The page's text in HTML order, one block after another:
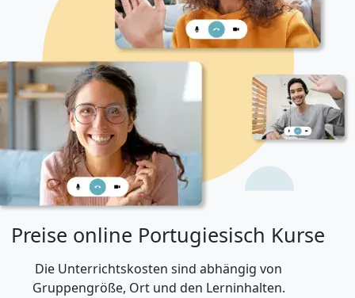
Preise online Portugiesisch Kurse
Die Unterrichtskosten sind abhängig von
Gruppengröße, Ort und den Lerninhalten.